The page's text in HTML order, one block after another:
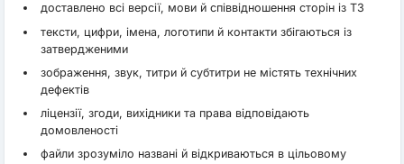
доставлено всі версії, мови й співвідношення сторін із ТЗ
тексти, цифри, імена, логотипи й контакти збігаються із
затвердженими
зображення, звук, титри й субтитри не містять технічних
дефектів
ліцензії, згоди, вихідники та права відповідають
домовленості
файли зрозуміло названі й відкриваються в цільовому